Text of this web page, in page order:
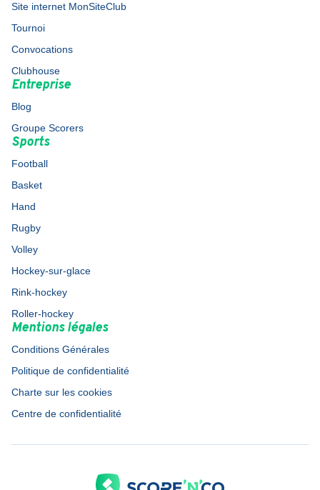
Site internet MonSiteClub
Tournoi
Convocations
Clubhouse
Entreprise
Blog
Groupe Scorers
Sports
Football
Basket
Hand
Rugby
Volley
Hockey-sur-glace
Rink-hockey
Roller-hockey
Mentions légales
Conditions Générales
Politique de confidentialité
Charte sur les cookies
Centre de confidentialité